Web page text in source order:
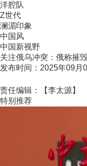
洋腔队
Z世代
澜湄印象
中国风
中国新视野
关注俄乌冲突：俄称摧
发布时间：2025年09
责任编辑：【李太源】
特别推荐